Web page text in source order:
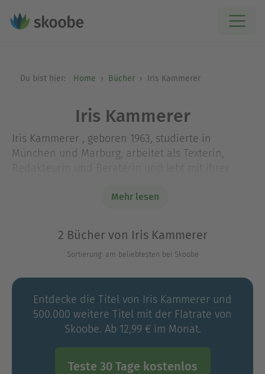
Du bist hier: Home Bücher Iris Kammerer
Iris Kammerer
Iris Kammerer , geboren 1963, studierte in
München und Marburg, arbeitet als Texterin,
Pfaffenkönig« (atb 2295-8) sind von ihr außerdem
und Adler« und »Varus« erhältlich. Mehr zur
Autorin unter www.iris-kammerer.de.
Mehr lesen
2 Bücher von Iris Kammerer
Sortierung: am beliebtesten bei Skoobe
Entdecke die Titel von Iris Kammerer und
500.000 weitere Titel mit der Flatrate von
Skoobe. Ab 12,99 € im Monat.
Teste 30 Tage kostenlos